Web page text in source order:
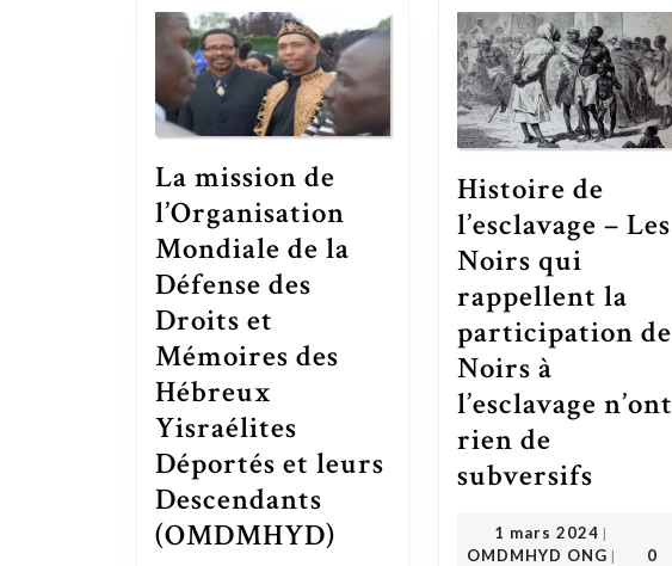
La mission de
l’Organisation
Mondiale de la
Défense des
Droits et
Mémoires des
Hébreux
Yisraélites
Déportés et leurs
Descendants
(OMDMHYD) La mission de l’Organisation Mondiale de la Défense des Droits et Mémoires des Hébreux Yisraélites Déportés et leurs Descendants (OMDMHYD)
Histoire de
l’esclavage – Les
Noirs qui
rappellent la
participation de
Noirs à
l’esclavage n’ont
rien de
subversifs
1 mars 2024 1 mars 2024
|
OMDMHYD ONG |
0